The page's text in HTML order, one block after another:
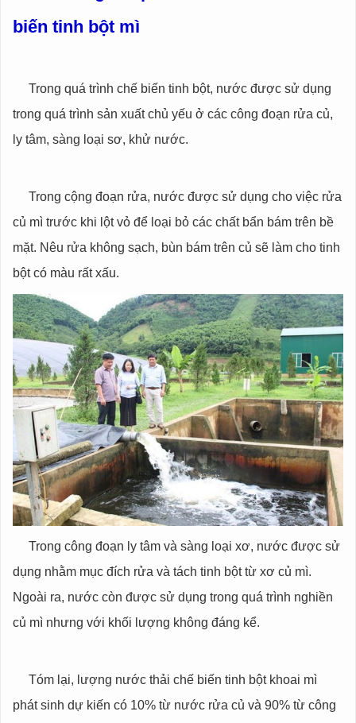
biến tinh bột mì
Trong quá trình chế biến tinh bột, nước được sử dụng
trong quá trình sản xuất chủ yếu ở các công đoạn rửa củ,
ly tâm, sàng loại sơ, khử nước.
Trong cộng đoạn rửa, nước được sử dụng cho việc rửa
củ mì trước khi lột vỏ để loại bỏ các chất bẩn bám trên bề
mặt. Nêu rửa không sạch, bùn bám trên củ sẽ làm cho tinh
bột có màu rất xấu.
Trong công đoạn ly tâm và sàng loại xơ, nước được sử
dụng nhằm mục đích rửa và tách tinh bột từ xơ củ mì.
Ngoài ra, nước còn được sử dụng trong quá trình nghiền
củ mì nhưng với khối lượng không đáng kể.
Tóm lại, lượng nước thải chế biến tinh bột khoai mì
phát sinh dự kiến có 10% từ nước rửa củ và 90% từ công